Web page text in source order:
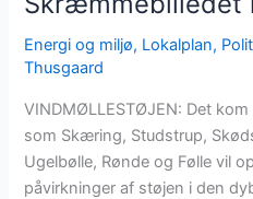
Energi og miljø, Lokalplan,
Thusgaard
VINDMØLLESTØJEN: Det
som Skæring, Studstrup,
Ugelbølle, Rønde og Følle vil
påvirkninger af støjen i den